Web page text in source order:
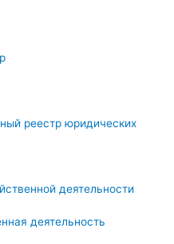
реестр юридических
деятельности
деятельность